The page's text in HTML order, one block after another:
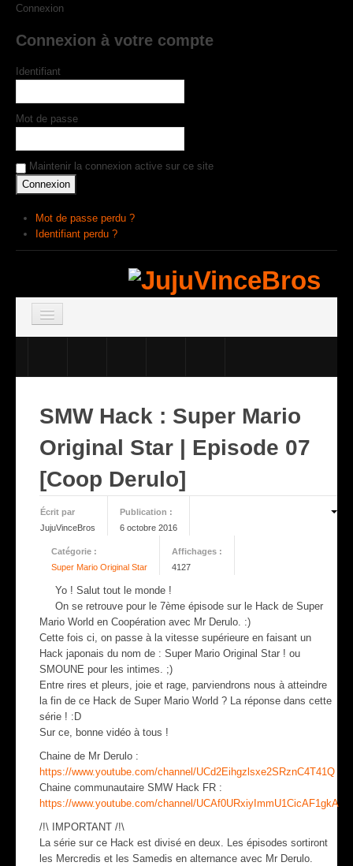
Connexion
Connexion à votre compte
Identifiant
Mot de passe
Maintenir la connexion active sur ce site
Mot de passe perdu ?
Identifiant perdu ?
CINÉ
JEUX
ANIM
HARD & SOFT
FICHIERS
PHOTOS
LIVE
SMW Hack : Super Mario
Original Star | Episode 07
[Coop Derulo]
Écrit par
JujuVinceBros
Publication :
6 octobre 2016
Catégorie :
Super Mario Original Star
Affichages :
4127
Yo ! Salut tout le monde !
On se retrouve pour le 7ème épisode sur le Hack de Super
Mario World en Coopération avec Mr Derulo. :)
Cette fois ci, on passe à la vitesse supérieure en faisant un
Hack japonais du nom de : Super Mario Original Star ! ou
SMOUNE pour les intimes. ;)
Entre rires et pleurs, joie et rage, parviendrons nous à atteindre
la fin de ce Hack de Super Mario World ? La réponse dans cette
série ! :D
Sur ce, bonne vidéo à tous !
Chaine de Mr Derulo :
https://www.youtube.com/channel/UCd2Eihgzlsxe2SRznC4T41Q
Chaine communautaire SMW Hack FR :
https://www.youtube.com/channel/UCAf0URxiyImmU1CicAF1gkA
/!\ IMPORTANT /!\
La série sur ce Hack est divisé en deux. Les épisodes sortiront
les Mercredis et les Samedis en alternance avec Mr Derulo.